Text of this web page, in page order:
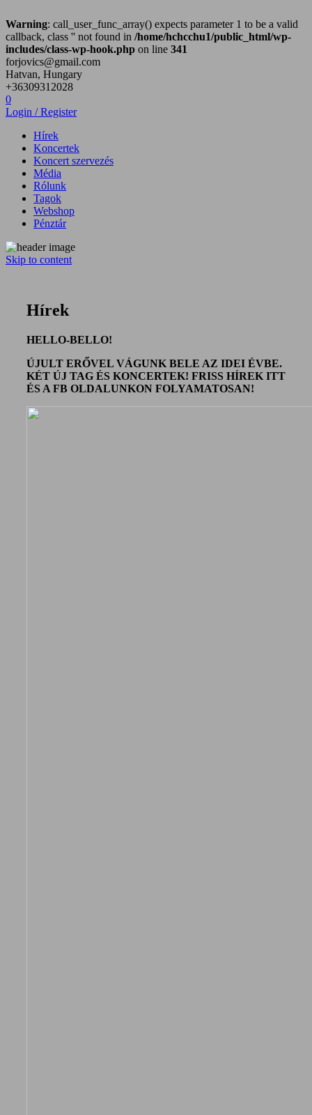
Warning: call_user_func_array() expects parameter 1 to be a valid
callback, class '' not found in /home/hchcchu1/public_html/wp-
includes/class-wp-hook.php on line 341
forjovics@gmail.com
Hatvan, Hungary
+36309312028
0
Login / Register
Hírek
Koncertek
Koncert szervezés
Média
Rólunk
Tagok
Webshop
Pénztár
Hatvan City Hard
Core
Skip to content
Hírek
HELLO-BELLO!
ÚJULT ERŐVEL VÁGUNK BELE AZ IDEI ÉVBE.
KÉT ÚJ TAG ÉS KONCERTEK! FRISS HÍREK ITT
ÉS A FB OLDALUNKON FOLYAMATOSAN!